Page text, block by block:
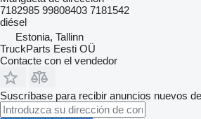
7182985 99808403 7181542
diésel
Estonia, Tallinn
TruckParts Eesti OÜ
Contacte con el vendedor
Suscríbase para recibir anuncios nuevos